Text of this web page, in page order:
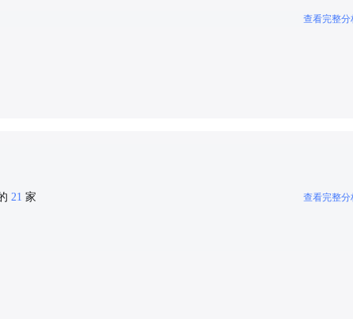
查看完整分
21 家 查看完整分